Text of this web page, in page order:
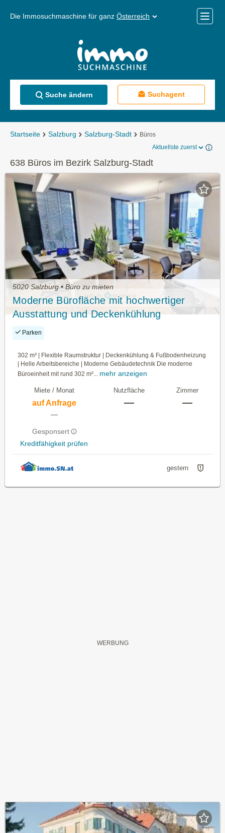
Die Immosuchmaschine für ganz Österreich
Menü
Suche ändern Suchagent
Startseite Salzburg Salzburg-Stadt
Büros
Aktuellste zuerst
638 Büros im Bezirk Salzburg-Stadt
5020 Salzburg • Büro zu mieten
Moderne Bürofläche mit hochwertiger
Ausstattung und Deckenkühlung
Parken
302 m² | Flexible Raumstruktur | Deckenkühlung & Fußbodenheizung
| Helle Arbeitsbereiche | Moderne Gebäudetechnik Die moderne
Büroeinheit mit rund 302 m²...
mehr anzeigen
Miete / Monat
auf Anfrage
—
Gesponsert
Kreditfähigkeit prüfen
Nutzfläche
—
Zimmer
—
gestern